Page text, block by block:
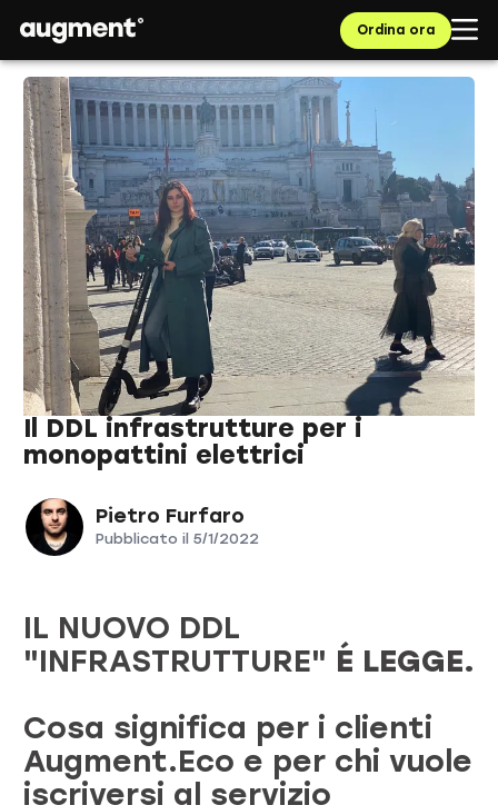
Ordina ora
Il DDL infrastrutture per i
monopattini elettrici
Pietro Furfaro
Pubblicato il 5/1/2022
IL NUOVO DDL
"INFRASTRUTTURE" É LEGGE.
Cosa significa per i clienti
Augment.Eco e per chi vuole
iscriversi al servizio